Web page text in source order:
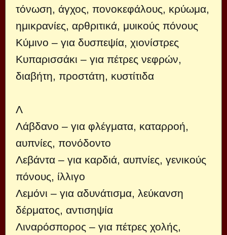
τόνωση, άγχος, πονοκεφάλους, κρύωμα,
ημικρανίες, αρθριτικά, μυικούς πόνους
Κύμινο – για δυσπεψία, χιονίστρες
Κυπαρισσάκι – για πέτρες νεφρών,
διαβήτη, προστάτη, κυστίτιδα
Λ
Λάβδανο – για φλέγματα, καταρροή,
αυπνίες, πονόδοντο
Λεβάντα – για καρδιά, αυπνίες, γενικούς
πόνους, ίλλιγο
Λεμόνι – για αδυνάτισμα, λεύκανση
δέρματος, αντισηψία
Λιναρόσπορος – για πέτρες χολής,